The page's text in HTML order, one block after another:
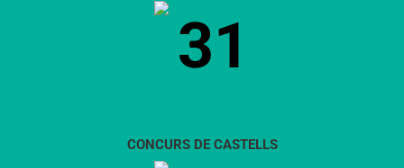
31
CONCURS DE CASTELLS